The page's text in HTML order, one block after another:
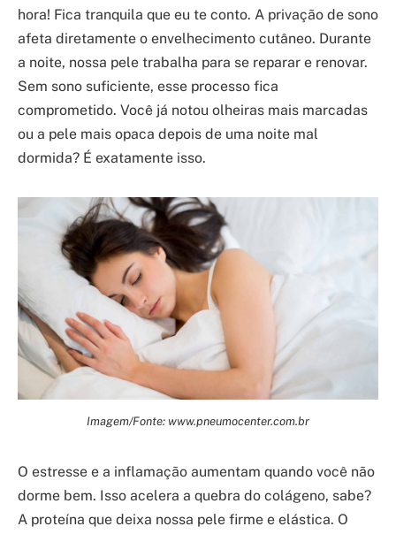
hora! Fica tranquila que eu te conto. A privação de sono
afeta diretamente o envelhecimento cutâneo. Durante
a noite, nossa pele trabalha para se reparar e renovar.
Sem sono suficiente, esse processo fica
comprometido. Você já notou olheiras mais marcadas
ou a pele mais opaca depois de uma noite mal
dormida? É exatamente isso.
Imagem/Fonte: www.pneumocenter.com.br
O estresse e a inflamação aumentam quando você não
dorme bem. Isso acelera a quebra do colágeno, sabe?
A proteína que deixa nossa pele firme e elástica. O